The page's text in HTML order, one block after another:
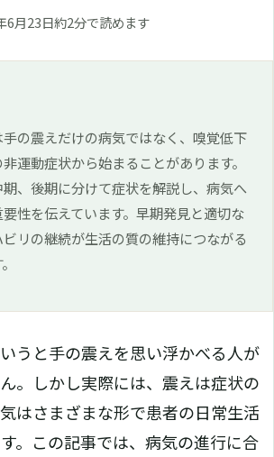
6月23日約2分で読めます
の震えだけの病気ではなく、嗅覚低下
運動症状から始まることがあります。
、後期に分けて症状を解説し、病気へ
性を伝えています。早期発見と適切な
リの継続が生活の質の維持につながる
うと手の震えを思い浮かべる人が
。しかし実際には、震えは症状の
はさまざまな形で患者の日常生活
。この記事では、病気の進行に合